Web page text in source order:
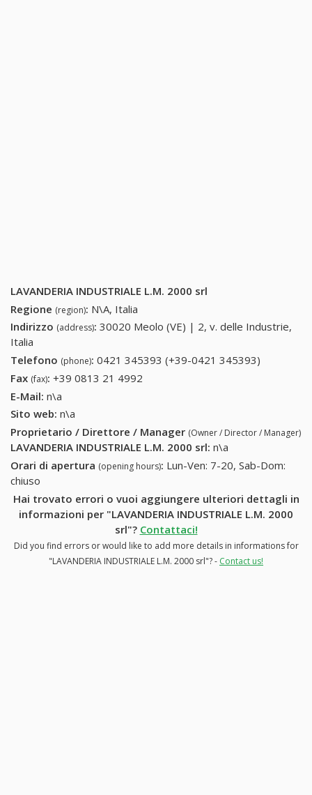
LAVANDERIA INDUSTRIALE L.M. 2000 srl
Regione (region): N\A, Italia
Indirizzo (address): 30020 Meolo (VE) | 2, v. delle Industrie,
Italia
Telefono (phone): 0421 345393 (+39-0421 345393)
Fax (fax): +39 0813 21 4992
E-Mail: n\a
Sito web: n\a
Proprietario / Direttore / Manager (Owner / Director / Manager)
LAVANDERIA INDUSTRIALE L.M. 2000 srl: n\a
Orari di apertura (opening hours): Lun-Ven: 7-20, Sab-Dom:
chiuso
Hai trovato errori o vuoi aggiungere ulteriori dettagli in
informazioni per "LAVANDERIA INDUSTRIALE L.M. 2000
srl"? Contattaci!
Did you find errors or would like to add more details in informations for
"LAVANDERIA INDUSTRIALE L.M. 2000 srl"? - Contact us!